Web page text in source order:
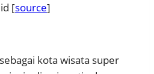
[source]
kota wisata super